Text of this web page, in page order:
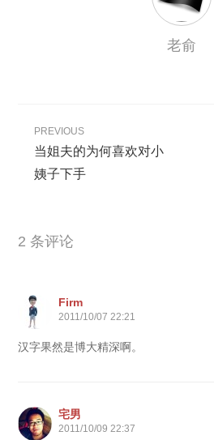
老俞
PREVIOUS
当姐夫的为何喜欢对小
姨子下手
2 条评论
Firm
2011/10/07 22:21
汉字果然是博大精深啊。
宅男
2011/10/09 22:37